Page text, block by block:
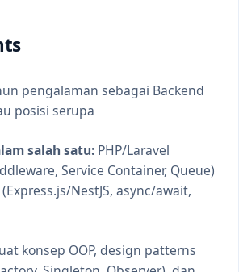
pengalaman sebagai Backend
posisi serupa
salah satu: PHP/Laravel
Service Container, Queue)
NestJS, async/await,
konsep OOP, design patterns